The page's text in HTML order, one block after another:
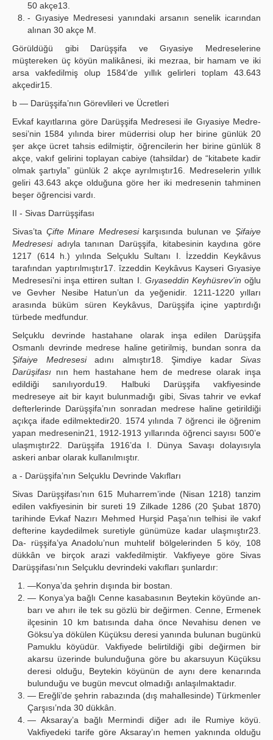
50 akçe13.
- Gıyasiye Medresesi yanındaki arsanın senelik icarından
alınan 30 akçe M.
Görüldüğü gibi Darüşşifa ve Gıyasiye Medreselerine
müştereken üç köyün malikânesi, iki mezraa, bir hamam ve iki
arsa vakfedilmiş olup 1584’de yıllık gelirleri toplam 43.643
akçedir15.
b — Darüşşifa’nın Görevlileri ve Ücretleri
Evkaf kayıtlarına göre Darüşşifa Medresesi ile Gıyasiye Medre-
sesi’nin 1584 yılında birer müderrisi olup her birine günlük 20
şer akçe ücret tahsis edilmiştir, öğrencilerin her birine günlük 8
akçe, vakıf gelirini toplayan cabiye (tahsildar) de “kitabete kadir
olmak şartıyla” günlük 2 akçe ayrılmıştır16. Medreselerin yıllık
geliri 43.643 akçe olduğuna göre her iki medresenin tahminen
beşer öğrencisi vardı.
II - Sivas Darrüşşifası
Sivas’ta Çifte Minare Medresesikarşısında bulunan veŞifaiye
Medresesiadıyla tanınan Darüşşifa, kitabesinin kaydına göre
1217 (614 h.) yılında Selçuklu Sultanı I. İzzeddin Keykâvus
tarafından yaptırılmıştır17. îzzeddin Keykâvus Kayseri Gıyasiye
Medresesi’ni inşa ettiren sultan I. Gıyaseddin Keyhüsrev'in oğlu
ve Gevher Nesibe Hatun’un da yeğenidir. 1211-1220 yılları
arasında büküm süren Keykâvus, Darüşşifa içine yaptırdığı
türbede medfundur.
Selçuklu devrinde hastahane olarak inşa edilen Darüşşifa
Osmanlı devrinde medrese haline getirilmiş, bundan sonra da
Şifaiye Medresesiadını almıştır18. Şimdiye kadar Sivas
Darüşifası nın hem hastahane hem de medrese olarak inşa
edildiği sanılıyordu19. Halbuki Darüşşifa vakfiyesinde
medreseye ait bir kayıt bulunmadığı gibi, Sivas tahrir ve evkaf
defterlerinde Darüşşifa’nın sonradan medrese haline getirildiği
açıkça ifade edilmektedir20. 1574 yılında 7 öğrenci ile öğrenim
yapan medresenin21, 1912-1913 yıllarında öğrenci sayısı 500’e
ulaşmıştır22. Darüşşifa 1916’da I. Dünya Savaşı dolayısıyla
askeri anbar olarak kullanılmıştır.
a - Darüşşifa’nın Selçuklu Devrinde Vakıfları
Sivas Darüşşifası’nın 615 Muharrem’inde (Nisan 1218) tanzim
edilen vakfiyesinin bir sureti 19 Zilkade 1286 (20 Şubat 1870)
tarihinde Evkaf Nazırı Mehmed Hurşid Paşa’nın telhisi ile vakıf
defterine kaydedilmek suretiyle günümüze kadar ulaşmıştır23.
Da- rüşşifa’ya Anadolu’nun muhtelif bölgelerinden 5 köy, 108
dükkân ve birçok arazi vakfedilmiştir. Vakfiyeye göre Sivas
Darüşşifası’nın Selçuklu devrindeki vakıfları şunlardır:
—Konya’da şehrin dışında bir bostan.
— Konya’ya bağlı Cenne kasabasının Beytekin köyünde an-
barı ve ahırı ile tek su gözlü bir değirmen. Cenne, Ermenek
ilçesinin 10 km batısında daha önce Nevahisu denen ve
Göksu’ya dökülen Küçüksu deresi yanında bulunan bugünkü
Pamuklu köyüdür. Vakfiyede belirtildiği gibi değirmen bir
akarsu üzerinde bulunduğuna göre bu akarsuyun Küçüksu
deresi olduğu, Beytekin köyünün de aynı dere kenarında
bulunduğu ve bugün mevcut olmadığı anlaşılmaktadır.
— Ereğli’de şehrin rabazında (dış mahallesinde) Türkmenler
Çarşısı’nda 30 dükkân.
— Aksaray’a bağlı Mermindi diğer adı ile Rumiye köyü.
Vakfiyedeki tarife göre Aksaray’ın hemen yaknında olduğu